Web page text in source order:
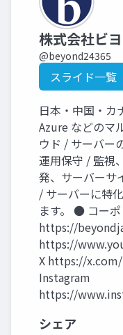
株式会社ビ
@beyond24365
スライド一覧
日本・中国・カ
Azure などのマ
ウド / サーバー
運用保守 / 監視
発、サーバーサ
/ サーバーに特
ます。 ● コー
https://
https://
X https://
Instagram
https://
シェア